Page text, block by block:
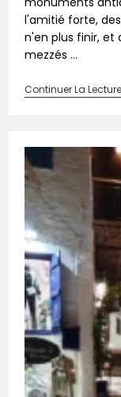
l'amitié forte,
n'en plus finir, et
mezzés ...
Continuer La Lecture